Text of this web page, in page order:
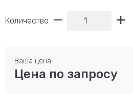
Количество
Ваша цена:
Цена по запросу